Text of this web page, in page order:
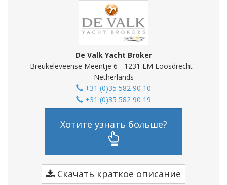
De Valk Yacht Broker
Breukeleveense Meentje 6 - 1231 LM Loosdrecht -
Netherlands
+31 (0)35 582 90 10
+31 (0)35 582 90 19
Хотите узнать больше?
Скачать краткое описание